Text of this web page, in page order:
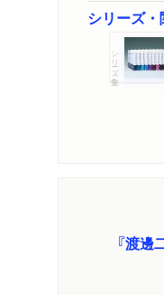
シリーズ
シリーズ・全集
『渡